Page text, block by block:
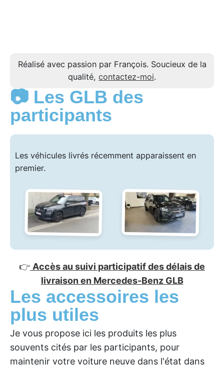
Réalisé avec passion par François. Soucieux de la
qualité, contactez-moi.
📷 Les GLB des
participants
Les véhicules livrés récemment apparaissent en
premier.
👉 Accès au suivi participatif des délais de
livraison en Mercedes-Benz GLB
Les accessoires les
plus utiles
Je vous propose ici les produits les plus
souvents cités par les participants, pour
maintenir votre voiture neuve dans l'état dans